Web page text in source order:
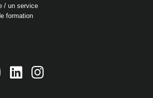
/ un service
formation